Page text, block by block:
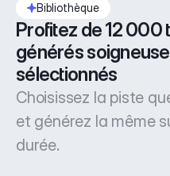
Bibliothèque
Profitez de 12 000
générés
sélectionnés
Choisissez la piste
et générez la même
durée.